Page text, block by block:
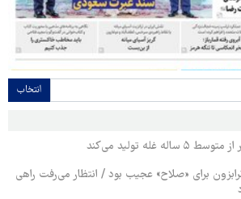
انتخاب
غله تولید می‌کند
برای «صلاح» عجیب بود / انتظار می‌رفت راهی